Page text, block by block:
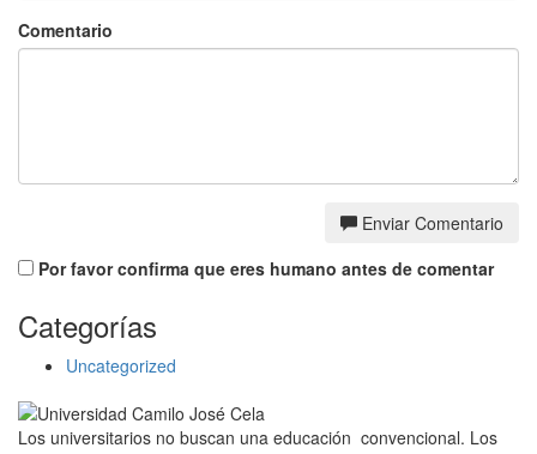
Comentario
Enviar Comentario
Por favor confirma que eres humano antes de comentar
Categorías
Uncategorized
Los universitarios no buscan una educación convencional. Los